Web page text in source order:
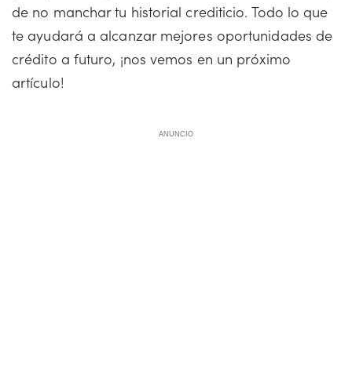
de no manchar tu historial crediticio. Todo lo que
te ayudará a alcanzar mejores oportunidades de
crédito a futuro, ¡nos vemos en un próximo
artículo!
ANUNCIO